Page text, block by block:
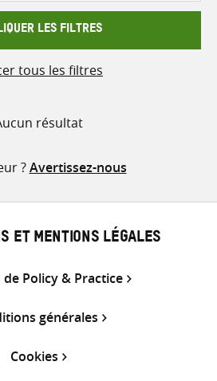
LES FILTRES
tous les filtres
résultat
?Avertissez-nous
ET MENTIONS LÉGALES
Policy & Practice
générales
Cookies